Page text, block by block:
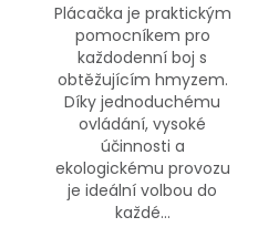
Plácačka je praktickým
pomocníkem pro
každodenní boj s
obtěžujícím hmyzem.
Díky jednoduchému
ovládání, vysoké
účinnosti a
ekologickému provozu
je ideální volbou do
každé...